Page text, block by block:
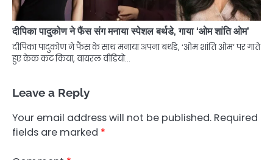
दीपिका पादुकोण ने फैंस संग मनाया स्पेशल बर्थडे, गाया ‘ओम शांति ओम’
दीपिका पादुकोण ने फैंस के साथ मनाया अपना बर्थडे, ‘ओम शांति ओम’ पर गाते
हुए केक कट किया, वायरल वीडियो…
Leave a Reply
Your email address will not be published. Required
fields are marked *